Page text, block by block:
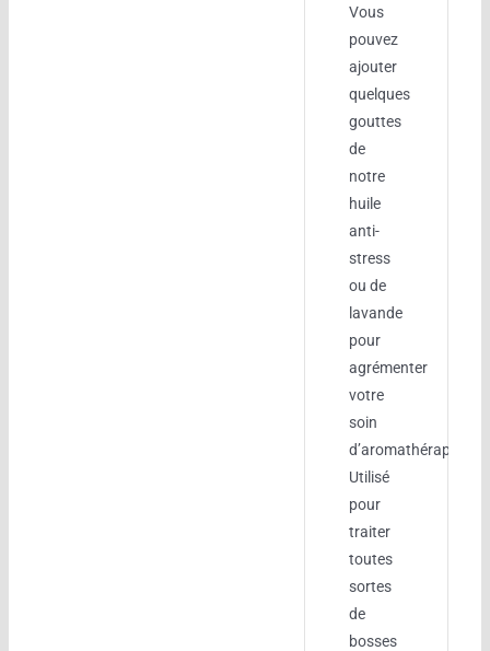
Vous
pouvez
ajouter
quelques
gouttes
de
notre
huile
anti-
stress
ou de
lavande
pour
agrémenter
votre
soin
d’aromathérapie.
Utilisé
pour
traiter
toutes
sortes
de
bosses